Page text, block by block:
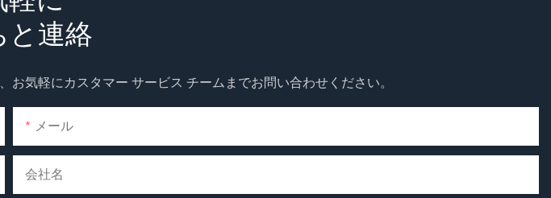
と連絡
気軽にカスタマー サービス チームまでお問い合わせください。
メール
会社名